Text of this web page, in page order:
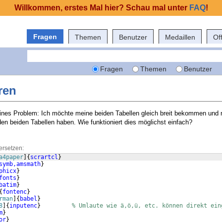
Fragen Themen Benutzer Medaillen
Fragen Themen Benutzer
Problem: Ich möchte meine beiden Tabellen gleich breit bekommen und
beiden Tabellen haben. Wie funktioniert dies möglichst einfach?
{ scrartcl }
}
}
}
}
fontenc}
{ babel }
{ inputenc}
% Umlaute wie ä,ö,ü, etc. können direkt
}
}
Willkommen, erstes Mal hier? Schau mal unter FAQ!